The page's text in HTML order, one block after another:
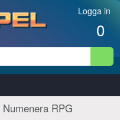
Logga in
0
Numenera RPG